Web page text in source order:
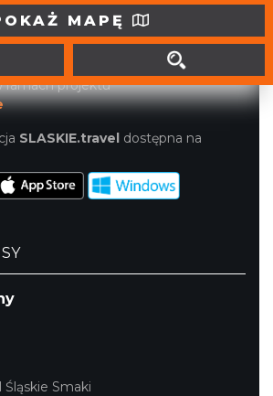
MAPĘ
ramach projektu
SLASKIE.travel dostępna na
Śląskie Smaki